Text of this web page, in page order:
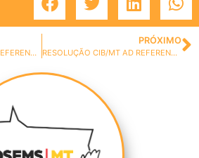
RESOLUÇÃO CIB/MT AD REFERENDUM N.º 13, DE 17 DE MARÇO DE 2021
PRÓXIMO
RESOLUÇÃO CIB/MT AD REFERENDUM N.º 15, DE 23 DE MARÇO DE 2021